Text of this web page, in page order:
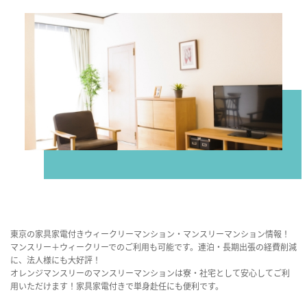
東京の家具家電付きウィークリーマンション・マンスリーマンション情報！
マンスリー＋ウィークリーでのご利用も可能です。連泊・長期出張の経費削減
に、法人様にも大好評！
オレンジマンスリーのマンスリーマンションは寮・社宅として安心してご利
用いただけます！家具家電付きで単身赴任にも便利です。